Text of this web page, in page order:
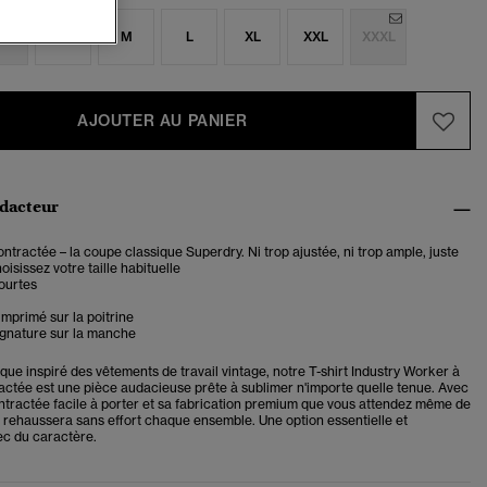
M L XL XXL XXXL
AJOUTER AU PANIER
– la coupe classique Superdry. Ni trop ajustée, ni trop ample, juste
votre taille habituelle
sur la poitrine
sur la manche
inspiré des vêtements de travail vintage, notre T-shirt Industry Worker à
est une pièce audacieuse prête à sublimer n'importe quelle tenue. Avec
facile à porter et sa fabrication premium que vous attendez même de
rehaussera sans effort chaque ensemble. Une option essentielle et
du caractère.